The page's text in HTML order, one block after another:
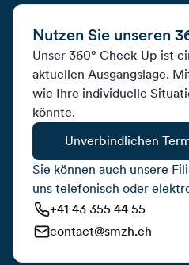
Nutzen Sie unseren
Unser 360° Check-Up ist
aktuellen Ausgangslage.
wie Ihre individuelle
könnte.
Unverbindlichen
Sie können auch unsere
uns telefonisch oder
+41 43 355 44 55
contact@smzh.ch